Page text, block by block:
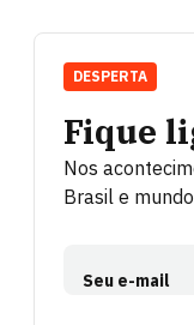
Fique
Nos
Brasil e
Seu e-mail
DESPERTA